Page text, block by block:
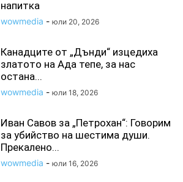
напитка
wowmedia - юли 20, 2026
Канадците от „Дънди“ изцедиха
златото на Ада тепе, за нас
остана...
wowmedia - юли 18, 2026
Иван Савов за „Петрохан“: Говорим
за убийство на шестима души.
Прекалено...
wowmedia - юли 16, 2026